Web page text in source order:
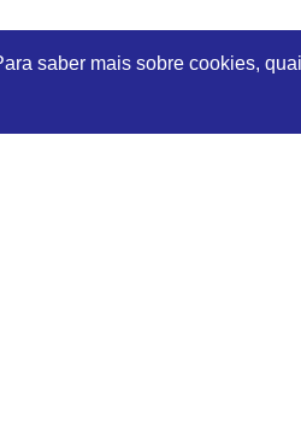
saber mais sobre cookies,